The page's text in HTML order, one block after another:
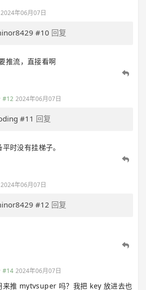
2024年06月07日
#10 回复
推流，直接看啊
#12 2024年06月07日
#11 回复
时没有挂梯子。
2024年06月07日
#12 回复
#14 2024年06月07日
来推 mytvsuper 吗？我把 key 放进去也